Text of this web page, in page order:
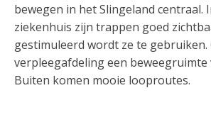
bewegen in het Slingeland centraal.
ziekenhuis zijn trappen goed
gestimuleerd wordt ze te
verpleegafdeling een
Buiten komen mooie looproutes.